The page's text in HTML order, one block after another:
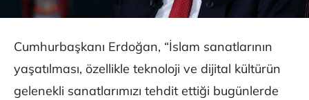
Cumhurbaşkanı Erdoğan, “İslam sanatlarının
yaşatılması, özellikle teknoloji ve dijital kültürün
gelenekli sanatlarımızı tehdit ettiği bugünlerde